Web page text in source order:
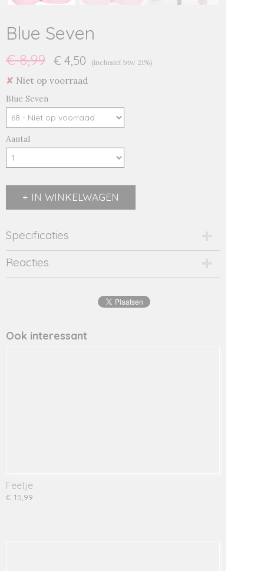
Blue Seven
€ 8,99 € 4,50 (inclusief btw 21%)
✘ Niet op voorraad
Blue Seven
Aantal
IN WINKELWAGEN
Specificaties
Productcode
913550/roze-5826
Productcode leverancier
Reacties
Ook interessant
Feetje
€ 15,99